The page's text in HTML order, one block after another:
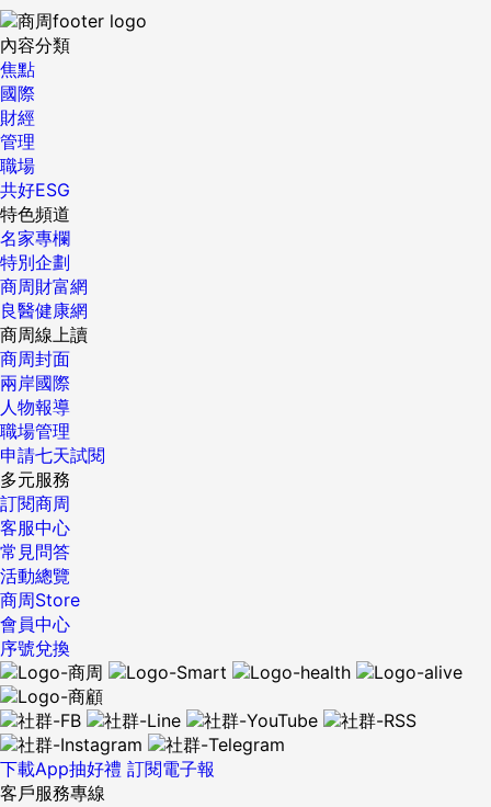
壓升高；吃了含劇毒的蔬菜，則會對我們的肝、腎造成不可逆
的傷害。尤其現在食品加工技術發達，便利的冷凍食品隨手可
得，讓人們比過去吃進更多人工的化學添加物。 飲食會出現問
題，跟壟斷市場價格、不在乎農民的生計有很大的關係。這因
此導致了化肥、賀爾蒙、瘦肉精、基因改造、農藥的長期濫
用。環境污染了、大自然也被破壞了，上班族辛苦打拼了老半
天，卻要賠上自己的健康。 世界衛生組織曾警告，「疾病始於
無知！」（Diseases come from ignorance!）只吃好東西還
不夠，更重要是追溯食物的源頭；起頭對了，後面的麻煩就減
少很多。 好食材是美味源頭 而且，讓人吃得健康的好食材，
絕對不是一昧「菜味」；剛好相反，過去我採訪過的很多廚師
都跟我說過，要做一道好菜，食材最重要，必須花70％的精力
在尋找好食材，好手藝只佔30％。 前陣子上中廣《范可欽的
異想世界》，他跟我分享一個香港食材商開餐廳的故事，「那
個餐廳沒有名號，沒僱用廚師，清一色只用菲庸，生意卻異常
的好，若沒有熟人帶路，還有錢吃不到。」 食材商手上擁有最
頂級的食材，就不需勞駕廚師，好比上等的火腿刮下一整片，
灑些頂級橄欖油就好吃的不得了；弄得到坐飛機來的新鮮鵝
肝，只要兩面稍微煎一下，就美味的讓人飛上天。 只是，到底
該如何挑選好食材？「用心找」是首要。很多人常常抱怨，工
作好忙，忙到沒有時間好好的吃一頓飯，更遑論找好食材。但
很殘酷的是，很多忙碌不堪的人弄到最後生病了，當躺在病床
時，卻發現時間變的好多，多到不知道要做什麼，被迫只能接
受病魔的折磨。 好食材是健康源頭 大家有沒有注意到，不少
步入中年的朋友很多人都提早罹患癌症。過去在報社工作，我
常忙到天昏地暗，三餐豐盛但餐餐不正常，加上暴飲暴食，體
重直線上升，膽固醇也飆得超高，四肢常常痠痛，感覺天天都
很疲倦，好像永遠睡不飽。 後來我才發現，原來是食物上出了
問題。我上過幾次談話性節目，都很幸運巧遇毒物專家林杰樑
醫師，他說，很多研究報告都指出，多吃深色蔬菜可以促進排
毒，加上蔬菜含有許多抗氧化的植物皂化素、天然酵素、纖維
等，是肉類所缺乏的，降低動物性蛋白的攝取，多食用新鮮的
蔬果和穀類全食物才是健康之道。 採訪美食報導15年，這幾年
內容分類
焦點
國際
財經
管理
職場
共好ESG
特色頻道
名家專欄
特別企劃
商周財富網
良醫健康網
商周線上讀
商周封面
兩岸國際
人物報導
職場管理
申請七天試閱
多元服務
訂閱商周
客服中心
常見問答
活動總覽
商周Store
會員中心
序號兌換
下載App抽好禮 訂閱電子報
客戶服務專線